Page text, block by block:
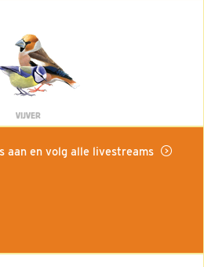
VIJVER
aan en volg alle livestreams